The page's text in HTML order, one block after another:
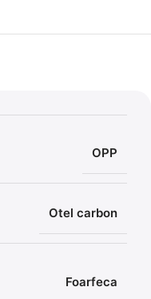
OPP
Otel carbon
Foarfeca